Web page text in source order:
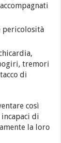
pericolosità
tremori
di
così
di
la loro